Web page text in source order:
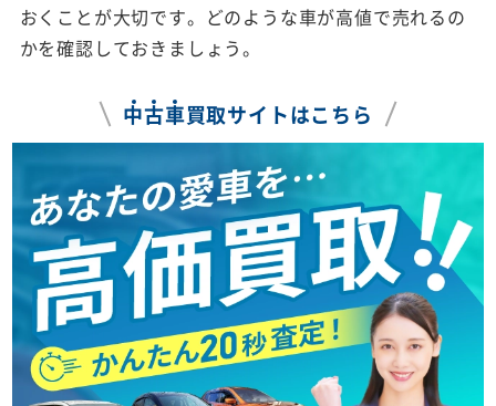
おくことが大切です。どのような車が高値で売れるの
かを確認しておきましょう。
中古車買取サイトはこちら